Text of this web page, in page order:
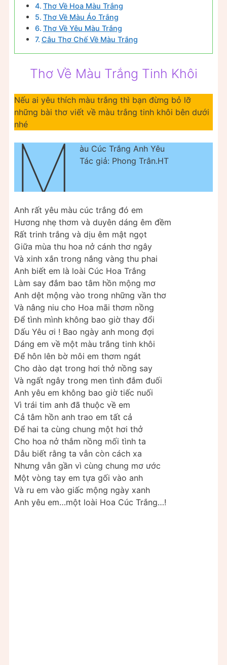
Thơ Về Hoa Màu Trắng
Thơ Về Màu Áo Trắng
Thơ Về Yêu Màu Trắng
Câu Thơ Chế Về Màu Trắng
Thơ Về Màu Trắng Tinh Khôi
Nếu ai yêu thích màu trắng thì bạn đừng bỏ lỡ
những bài thơ viết về màu trắng tinh khôi bên dưới
nhé
M
àu Cúc Trắng Anh Yêu
Tác giả: Phong Trân.HT
Anh rất yêu màu cúc trắng đó em
Hương nhẹ thơm và duyên dáng êm đềm
Rất trinh trắng và dịu êm mật ngọt
Giữa mùa thu hoa nở cánh thơ ngây
Và xinh xắn trong nắng vàng thu phai
Anh biết em là loài Cúc Hoa Trắng
Làm say đắm bao tâm hồn mộng mơ
Anh dệt mộng vào trong những vần thơ
Và nâng niu cho Hoa mãi thơm nồng
Để tình mình không bao giờ thay đổi
Dấu Yêu ơi ! Bao ngày anh mong đợi
Dáng em về một màu trắng tinh khôi
Để hôn lên bờ môi em thơm ngát
Cho dào dạt trong hơi thở nồng say
Và ngất ngây trong men tình đắm đuối
Anh yêu em không bao giờ tiếc nuối
Vì trái tim anh đã thuộc về em
Cả tâm hồn anh trao em tất cả
Để hai ta cùng chung một hơi thở
Cho hoa nở thắm nồng mối tình ta
Dẫu biết rằng ta vẫn còn cách xa
Nhưng vẫn gần vì cùng chung mơ ước
Một vòng tay em tựa gối vào anh
Và ru em vào giấc mộng ngày xanh
Anh yêu em…một loài Hoa Cúc Trắng…!